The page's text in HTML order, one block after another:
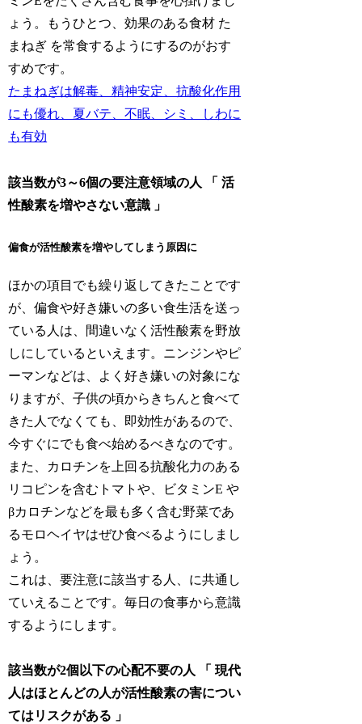
ょう。もうひとつ、効果のある食材 た
まねぎ を常食するようにするのがおす
すめです。
たまねぎは解毒、精神安定、抗酸化作用
にも優れ、夏バテ、不眠、シミ、しわに
も有効
該当数が3～6個の要注意領域の人 「 活
性酸素を増やさない意識 」
偏食が活性酸素を増やしてしまう原因に
ほかの項目でも繰り返してきたことです
が、偏食や好き嫌いの多い食生活を送っ
ている人は、間違いなく活性酸素を野放
しにしているといえます。ニンジンやピ
ーマンなどは、よく好き嫌いの対象にな
りますが、子供の頃からきちんと食べて
きた人でなくても、即効性があるので、
今すぐにでも食べ始めるべきなのです。
また、カロチンを上回る抗酸化力のある
リコピンを含むトマトや、ビタミンE や
βカロチンなどを最も多く含む野菜であ
るモロヘイヤはぜひ食べるようにしまし
ょう。
これは、要注意に該当する人、に共通し
ていえることです。毎日の食事から意識
するようにします。
該当数が2個以下の心配不要の人 「 現代
人はほとんどの人が活性酸素の害につい
てはリスクがある 」